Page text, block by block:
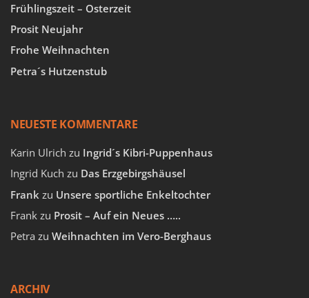
Frühlingszeit – Osterzeit
Prosit Neujahr
Frohe Weihnachten
Petra´s Hutzenstub
NEUESTE KOMMENTARE
Karin Ulrich zu Ingrid´s Kibri-Puppenhaus
Ingrid Kuch zu Das Erzgebirgshäusel
Frank zu Unsere sportliche Enkeltochter
Frank zu Prosit – Auf ein Neues …..
Petra zu Weihnachten im Vero-Berghaus
ARCHIV